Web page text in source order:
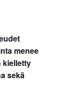
menee
kielletty
sekä